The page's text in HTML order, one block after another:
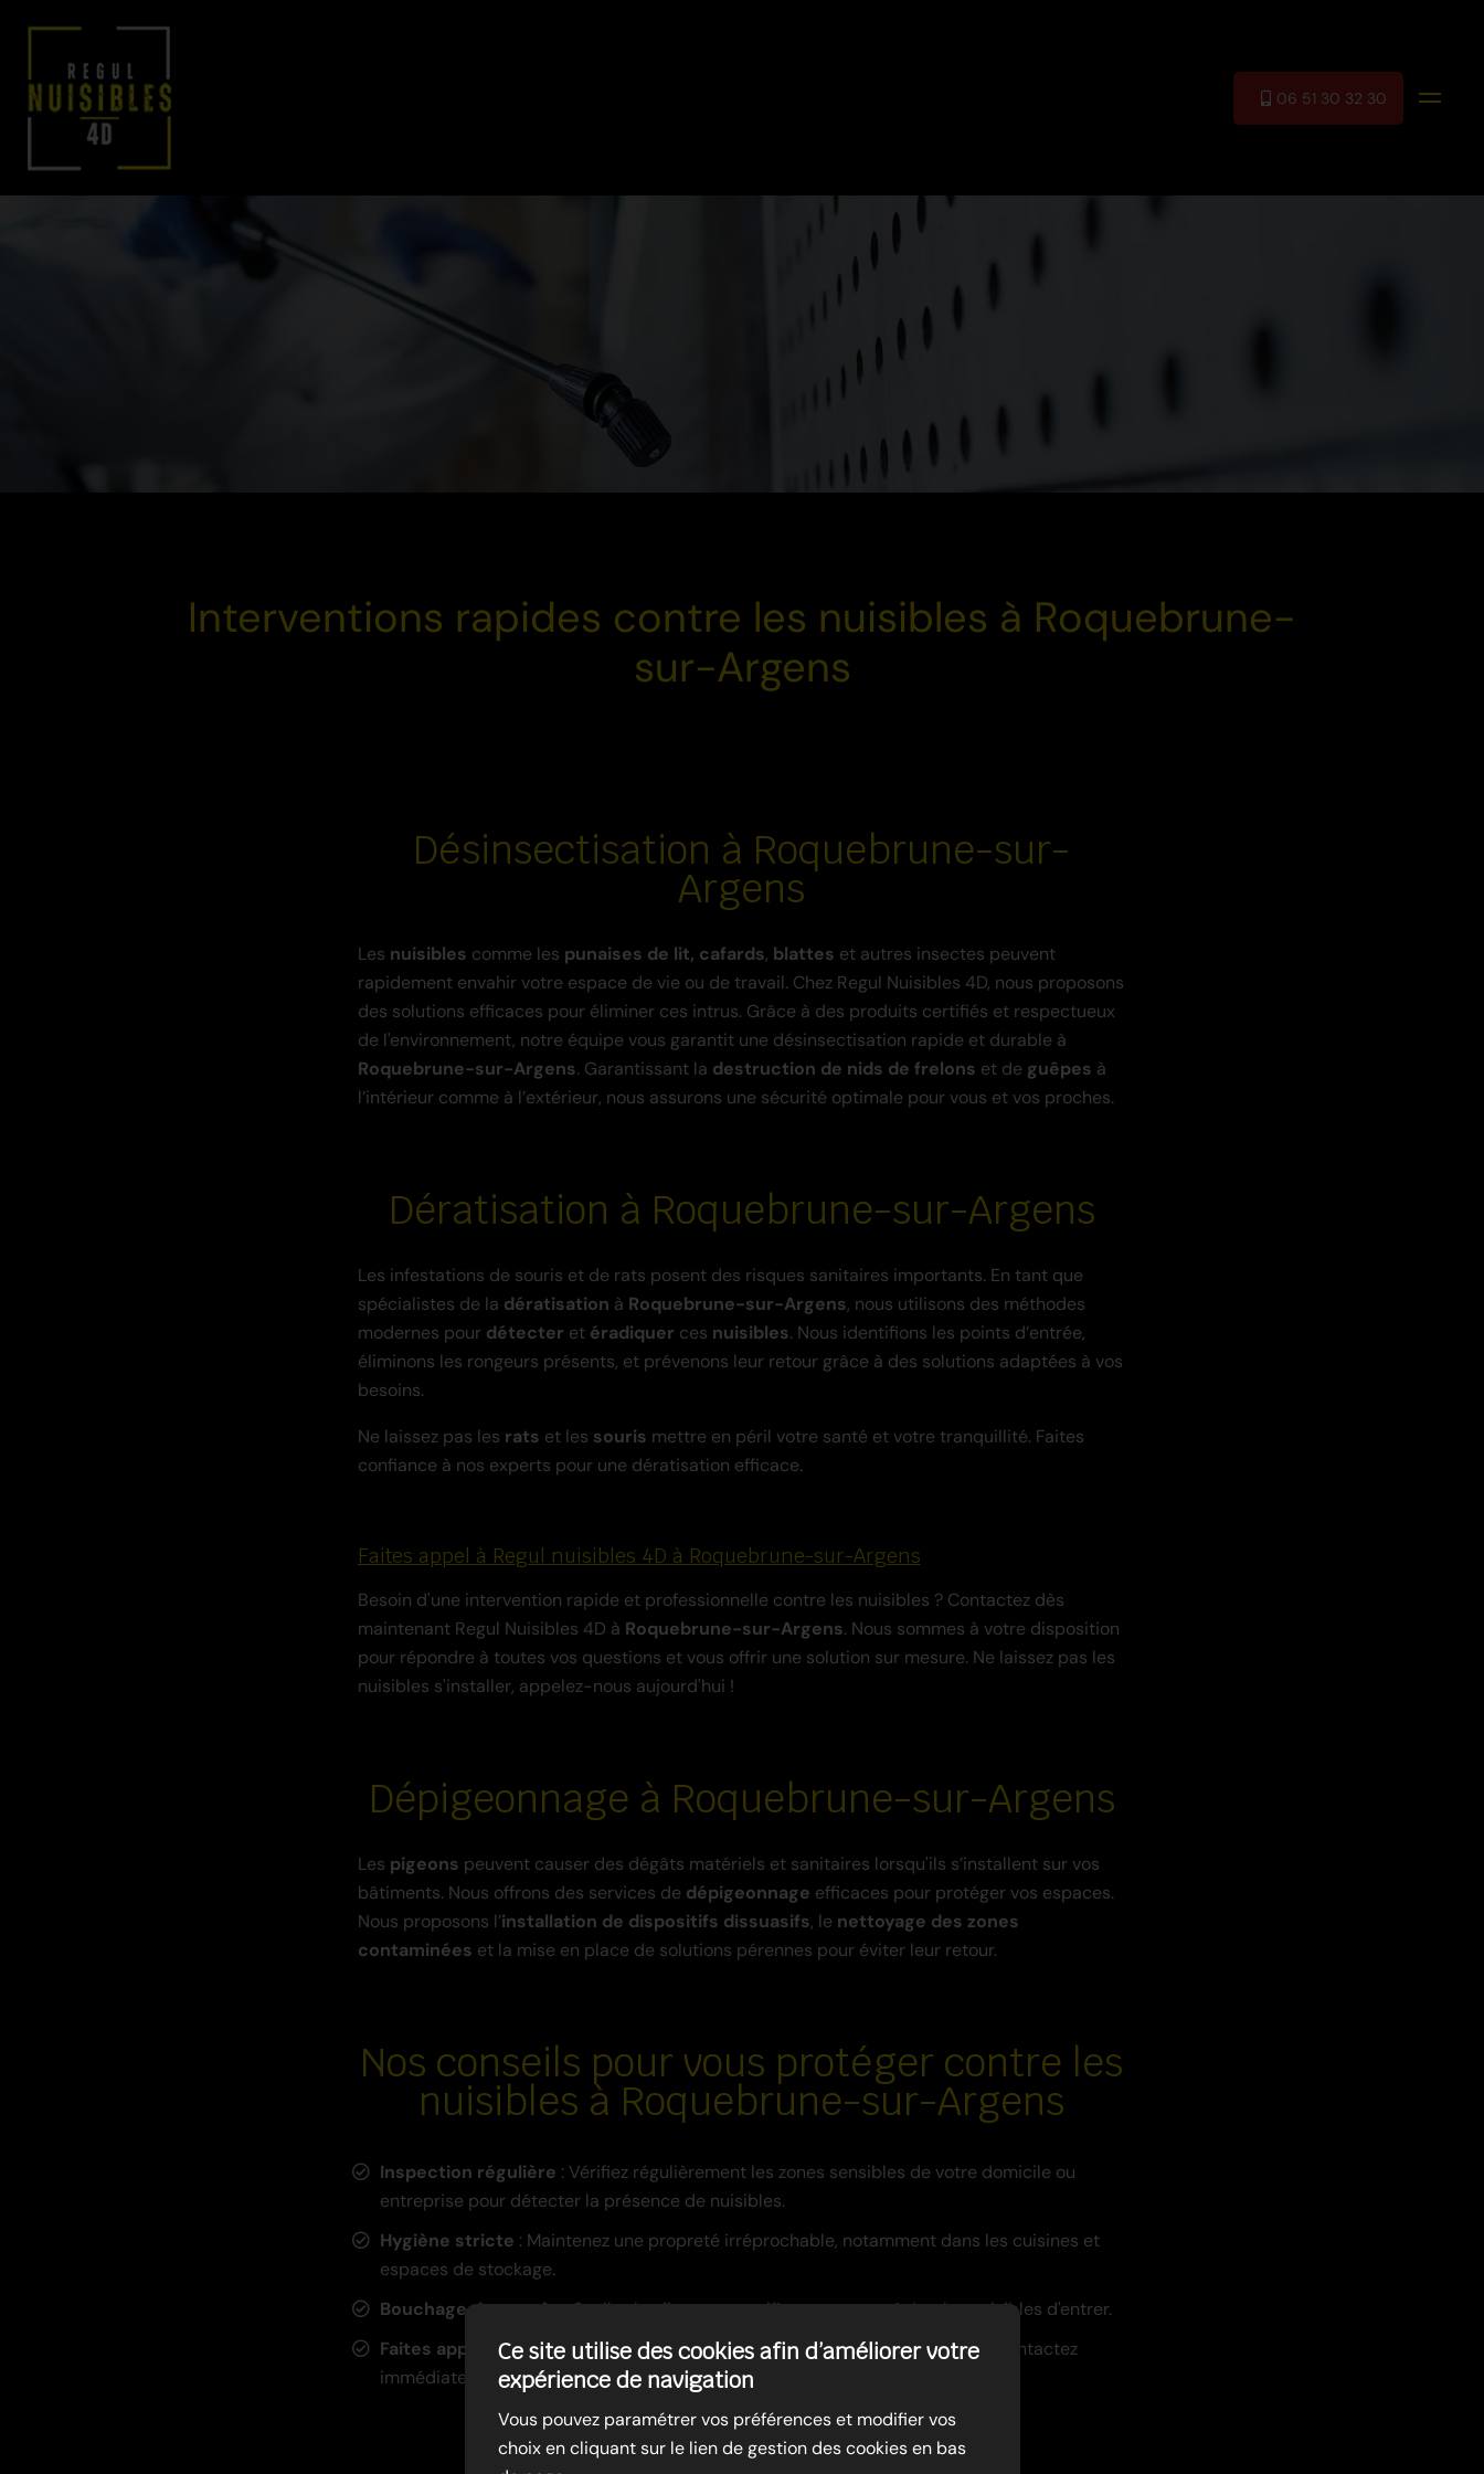
06 51 30 32 30
Interventions rapides contre les nuisibles à Roquebrune-
sur-Argens
Désinsectisation à Roquebrune-sur-
Argens
Les nuisibles comme les punaises de lit, cafards, blattes et autres insectes peuvent
rapidement envahir votre espace de vie ou de travail. Chez Regul Nuisibles 4D, nous proposons
des solutions efficaces pour éliminer ces intrus. Grâce à des produits certifiés et respectueux
de l'environnement, notre équipe vous garantit une désinsectisation rapide et durable à
Roquebrune-sur-Argens. Garantissant la destruction de nids de frelons et de guêpes à
l’intérieur comme à l’extérieur, nous assurons une sécurité optimale pour vous et vos proches.
Dératisation à Roquebrune-sur-Argens
Les infestations de souris et de rats posent des risques sanitaires importants. En tant que
spécialistes de la dératisation à Roquebrune-sur-Argens, nous utilisons des méthodes
modernes pour détecter et éradiquer ces nuisibles. Nous identifions les points d’entrée,
éliminons les rongeurs présents, et prévenons leur retour grâce à des solutions adaptées à vos
besoins.
Ne laissez pas les rats et les souris mettre en péril votre santé et votre tranquillité. Faites
confiance à nos experts pour une dératisation efficace.
Faites appel à Regul nuisibles 4D à Roquebrune-sur-Argens
Besoin d'une intervention rapide et professionnelle contre les nuisibles ? Contactez dès
maintenant Regul Nuisibles 4D à Roquebrune-sur-Argens. Nous sommes à votre disposition
pour répondre à toutes vos questions et vous offrir une solution sur mesure. Ne laissez pas les
nuisibles s'installer, appelez-nous aujourd'hui !
Dépigeonnage à Roquebrune-sur-Argens
Les pigeons peuvent causer des dégâts matériels et sanitaires lorsqu'ils s’installent sur vos
bâtiments. Nous offrons des services de dépigeonnage efficaces pour protéger vos espaces.
Nous proposons l’installation de dispositifs dissuasifs, le nettoyage des zones
contaminées et la mise en place de solutions pérennes pour éviter leur retour.
Nos conseils pour vous protéger contre les
nuisibles à Roquebrune-sur-Argens
Inspection régulière : Vérifiez régulièrement les zones sensibles de votre domicile ou
entreprise pour détecter la présence de nuisibles.
Hygiène stricte : Maintenez une propreté irréprochable, notamment dans les cuisines et
espaces de stockage.
Bouchage des accès: Scellez les fissures et orifices pour empêcher les nuisibles d'entrer.
Faites appel à un professionnel: Si vous détectez des signes d'infestation, contactez
immédiatement Regul Nuisibles 4D pour une intervention rapide.
Ce site utilise des cookies afin d’améliorer votre
expérience de navigation
Vous pouvez paramétrer vos préférences et modifier vos
choix en cliquant sur le lien de gestion des cookies en bas